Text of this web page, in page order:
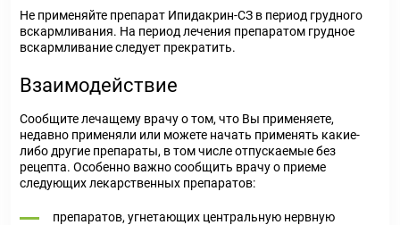
Не применяйте препарат Ипидакрин-СЗ в период грудного
вскармливания. На период лечения препаратом грудное
вскармливание следует прекратить.
Взаимодействие
Сообщите лечащему врачу о том, что Вы применяете,
недавно применяли или можете начать применять какие-
либо другие препараты, в том числе отпускаемые без
рецепта. Особенно важно сообщить врачу о приеме
следующих лекарственных препаратов:
препаратов, угнетающих центральную нервную